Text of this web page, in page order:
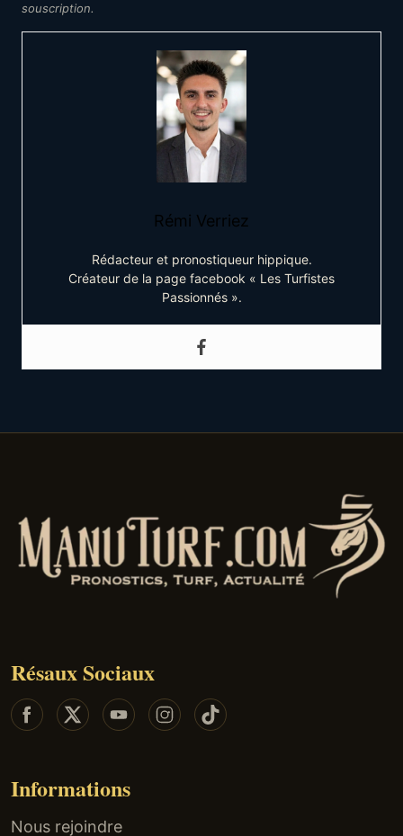
souscription.
Rémi Verriez
Rédacteur et pronostiqueur hippique.
Créateur de la page facebook « Les Turfistes
Passionnés ».
Résaux Sociaux
Informations
Nous rejoindre